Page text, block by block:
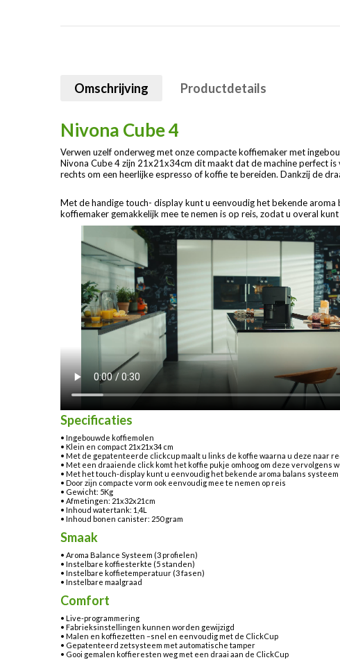
Omschrijving Productdetails
Nivona Cube 4
Verwen uzelf onderweg met onze compacte koffiemaker met
Nivona Cube 4 zijn 21x21x34cm dit maakt dat de machine perfect
rechts om een heerlijke espresso of koffie te bereiden. Dankzij de
Met de handige touch- display kunt u eenvoudig het bekende
koffiemaker gemakkelijk mee te nemen is op reis, zodat u overal
Specificaties
• Ingebouwde koffiemolen
• Klein en compact 21x21x34 cm
• Met de gepatenteerde clickcup maalt u links de koffie waarna u deze naar
• Met een draaiende click komt het koffie pukje omhoog om deze vervolgens
• Met het touch-display kunt u eenvoudig het bekende aroma balans
• Door zijn compacte vorm ook eenvoudig mee te nemen op reis
• Gewicht: 5Kg
• Afmetingen: 21x32x21cm
• Inhoud watertank: 1,4L
• Inhoud bonen canister: 250 gram
Smaak
• Aroma Balance Systeem (3 profielen)
• Instelbare koffiesterkte (5 standen)
• Instelbare koffietemperatuur (3 fasen)
• Instelbare maalgraad
Comfort
• Live-programmering
• Fabrieksinstellingen kunnen worden gewijzigd
• Malen en koffiezetten –snel en eenvoudig met de ClickCup
• Gepatenteerd zetsysteem met automatische tamper
• Gooi gemalen koffieresten weg met een draai aan de ClickCup